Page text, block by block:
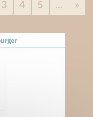
3 4 5 ... »